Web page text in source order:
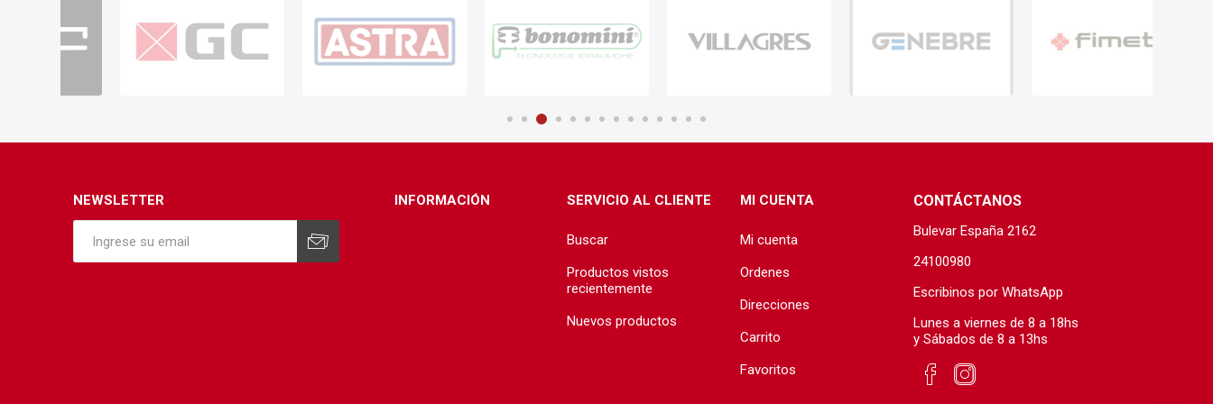
NEWSLETTER INFORMACIÓN SERVICIO AL CLIENTE
Buscar
Productos vistos
recientemente
Nuevos productos
MI CUENTA
Mi cuenta
Ordenes
Direcciones
Carrito
Favoritos
CONTÁCTANOS
Bulevar España 2162
24100980
Escribinos por WhatsApp
Lunes a viernes de 8 a 18hs
y Sábados de 8 a 13hs